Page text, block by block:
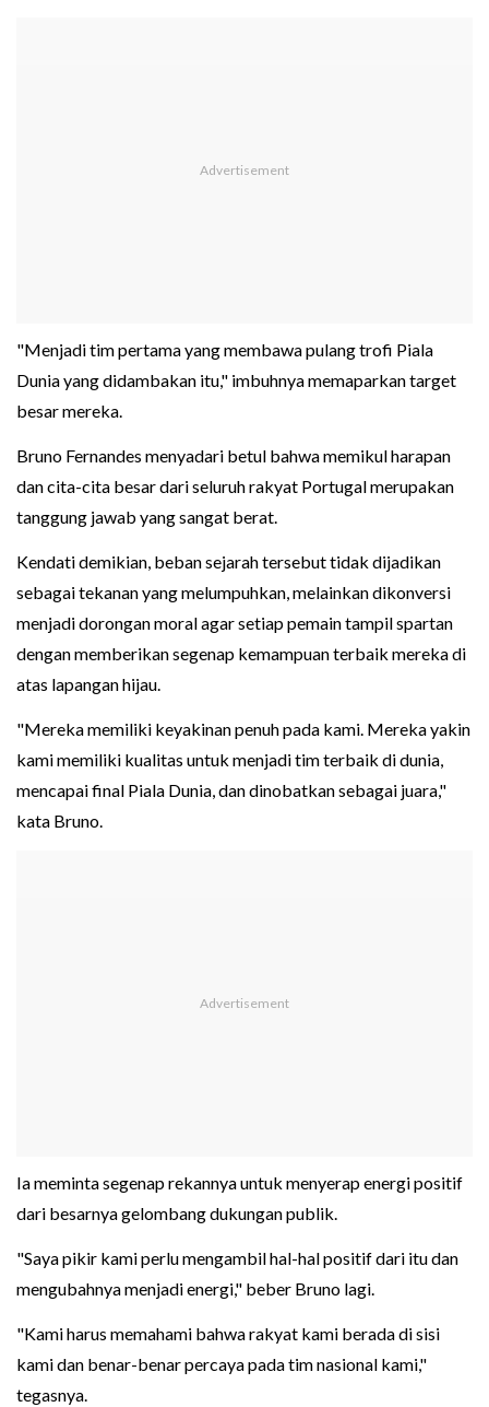
"Menjadi tim pertama yang membawa pulang trofi Piala
Dunia yang didambakan itu," imbuhnya memaparkan target
besar mereka.
Bruno Fernandes menyadari betul bahwa memikul harapan
dan cita-cita besar dari seluruh rakyat Portugal merupakan
tanggung jawab yang sangat berat.
Kendati demikian, beban sejarah tersebut tidak dijadikan
sebagai tekanan yang melumpuhkan, melainkan dikonversi
menjadi dorongan moral agar setiap pemain tampil spartan
dengan memberikan segenap kemampuan terbaik mereka di
atas lapangan hijau.
"Mereka memiliki keyakinan penuh pada kami. Mereka yakin
kami memiliki kualitas untuk menjadi tim terbaik di dunia,
mencapai final Piala Dunia, dan dinobatkan sebagai juara,"
kata Bruno.
Ia meminta segenap rekannya untuk menyerap energi positif
dari besarnya gelombang dukungan publik.
"Saya pikir kami perlu mengambil hal-hal positif dari itu dan
mengubahnya menjadi energi," beber Bruno lagi.
"Kami harus memahami bahwa rakyat kami berada di sisi
kami dan benar-benar percaya pada tim nasional kami,"
tegasnya.